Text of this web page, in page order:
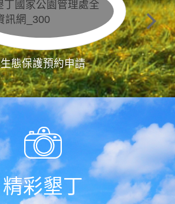
生態保護預約申請
精彩墾丁